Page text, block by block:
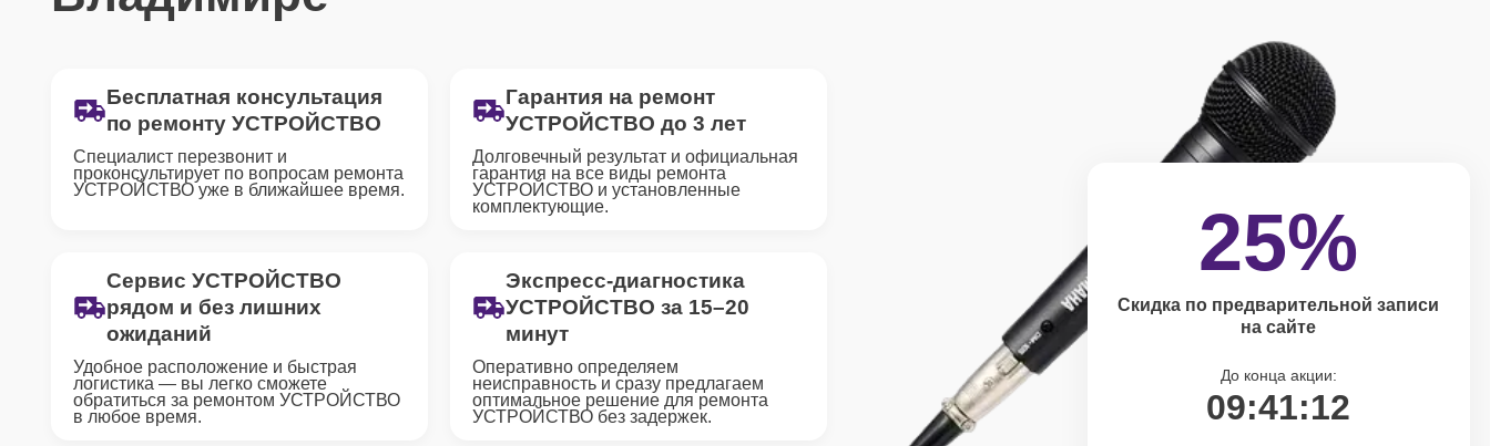
Бесплатная консультация
по ремонту УСТРОЙСТВО
Специалист перезвонит и
проконсультирует по вопросам ремонта
УСТРОЙСТВО уже в ближайшее время.
Гарантия на ремонт
УСТРОЙСТВО до 3 лет
Долговечный результат и официальная
гарантия на все виды ремонта
УСТРОЙСТВО и установленные
комплектующие.
Сервис УСТРОЙСТВО
рядом и без лишних
ожиданий
Удобное расположение и быстрая
логистика — вы легко сможете
обратиться за ремонтом УСТРОЙСТВО
в любое время.
Экспресс-диагностика
УСТРОЙСТВО за 15–20
минут
Оперативно определяем
неисправность и сразу предлагаем
оптимальное решение для ремонта
УСТРОЙСТВО без задержек.
25%
Скидка по предварительной записи
на сайте
До конца акции:
09:41:11